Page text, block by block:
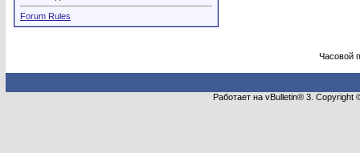
Forum Rules
Часовой
Работает на vBulletin® 3.